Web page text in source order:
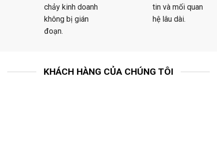
chảy kinh doanh
không bị gián
đoạn.
tin và mối quan
hệ lâu dài.
KHÁCH HÀNG CỦA CHÚNG TÔI